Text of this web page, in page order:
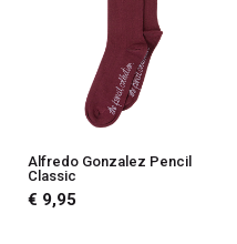
Alfredo Gonzalez Pencil
Classic
€ 9,95